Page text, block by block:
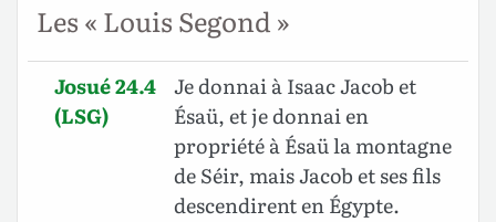
Les « Louis Segond »
Josué 24.4
(LSG)
Je donnai à Isaac Jacob et
Ésaü, et je donnai en
propriété à Ésaü la montagne
de Séir, mais Jacob et ses fils
descendirent en Égypte.